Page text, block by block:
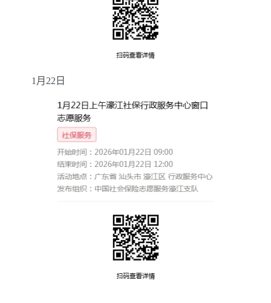
1 月 22 日